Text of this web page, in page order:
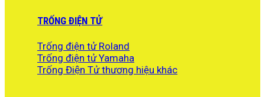
TRỐNG ĐIỆN TỬ
Trống điện tử Roland
Trống điện tử Yamaha
Trống Điện Tử thương hiệu khác